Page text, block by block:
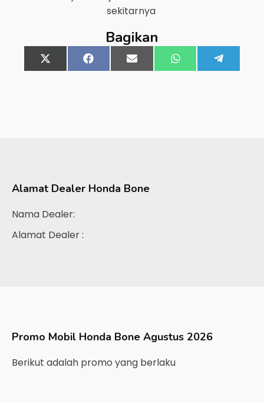
sekitarnya
Bagikan
Share
on
X
(Twitter)
Share
on
FacebookShare
on
Email Share
on
WhatsApp
on
Alamat Dealer Honda Bone
Nama Dealer:
Alamat Dealer :
Promo Mobil Honda Bone Agustus 2026
Berikut adalah promo yang berlaku